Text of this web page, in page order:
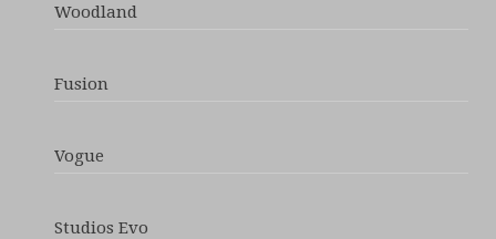
Woodland
Fusion
Vogue
Studios Evo